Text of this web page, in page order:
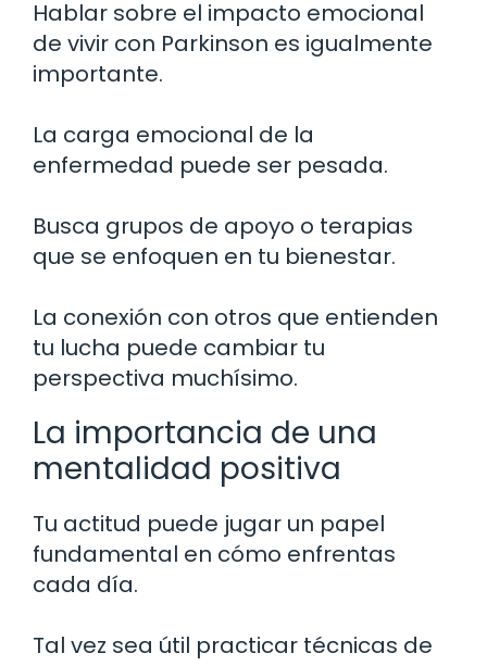
Hablar sobre el impacto emocional
de vivir con Parkinson es igualmente
importante.
La carga emocional de la
enfermedad puede ser pesada.
Busca grupos de apoyo o terapias
que se enfoquen en tu bienestar.
La conexión con otros que entienden
tu lucha puede cambiar tu
perspectiva muchísimo.
La importancia de una
mentalidad positiva
Tu actitud puede jugar un papel
fundamental en cómo enfrentas
cada día.
Tal vez sea útil practicar técnicas de